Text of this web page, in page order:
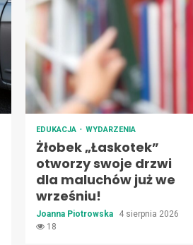
EDUKACJA WYDARZENIA
Żłobek „Łaskotek”
otworzy swoje drzwi
dla maluchów już we
wrześniu!
Joanna Piotrowska
4 sierpnia 2026
18